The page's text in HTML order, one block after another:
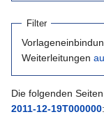
Filter
Weiterleitungen
Die folgenden
2011-12-19T000000: